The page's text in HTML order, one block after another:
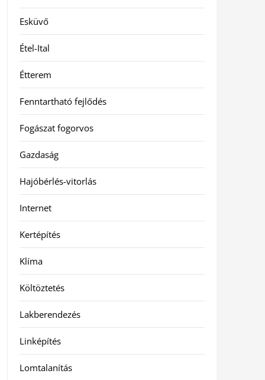
Esküvő
Étel-Ital
Étterem
Fenntartható fejlődés
Fogászat fogorvos
Gazdaság
Hajóbérlés-vitorlás
Internet
Kertépítés
Klíma
Költöztetés
Lakberendezés
Linképítés
Lomtalanítás